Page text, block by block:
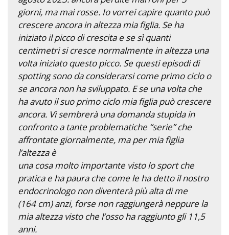
giorni, ma mai rosse. Io vorrei capire quanto può
crescere ancora in altezza mia figlia. Se ha
iniziato il picco di crescita e se sì quanti
centimetri si cresce normalmente in altezza una
volta iniziato questo picco. Se questi episodi di
spotting sono da considerarsi come primo ciclo o
se ancora non ha sviluppato. E se una volta che
ha avuto il suo primo ciclo mia figlia può crescere
ancora. Vi sembrerà una domanda stupida in
confronto a tante problematiche “serie” che
affrontate giornalmente, ma per mia figlia
l’altezza è
una cosa molto importante visto lo sport che
pratica e ha paura che come le ha detto il nostro
endocrinologo non diventerà più alta di me
(164 cm) anzi, forse non raggiungerà neppure la
mia altezza visto che l’osso ha raggiunto gli 11,5
anni.